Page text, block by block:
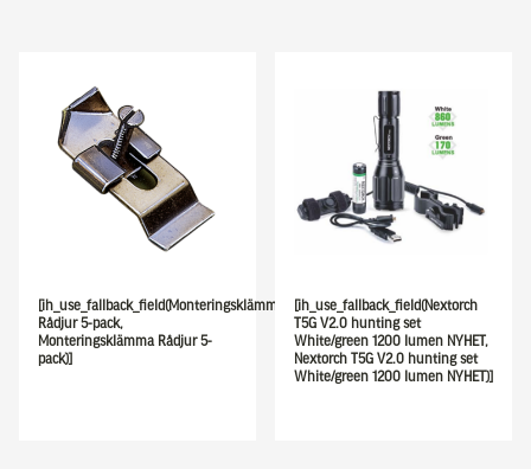
[ih_use_fallback_field(Monteringsklämma
Rådjur 5-pack,
Monteringsklämma Rådjur 5-
pack)]
[ih_use_fallback_field(Nextorch
T5G V2.0 hunting set
White/green 1200 lumen NYHET,
Nextorch T5G V2.0 hunting set
White/green 1200 lumen NYHET)]